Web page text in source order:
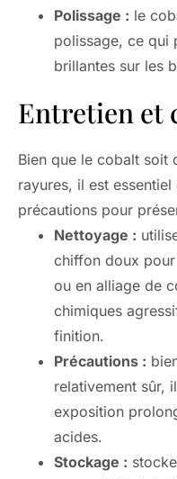
Polissage : le
polissage, ce qui
brillantes sur les
Entretien et
Bien que le cobalt soit
rayures, il est
précautions pour
Nettoyage :
chiffon doux
ou en alliage de
chimiques
finition.
Précautions :
relativement sûr,
exposition
acides.
Stockage :